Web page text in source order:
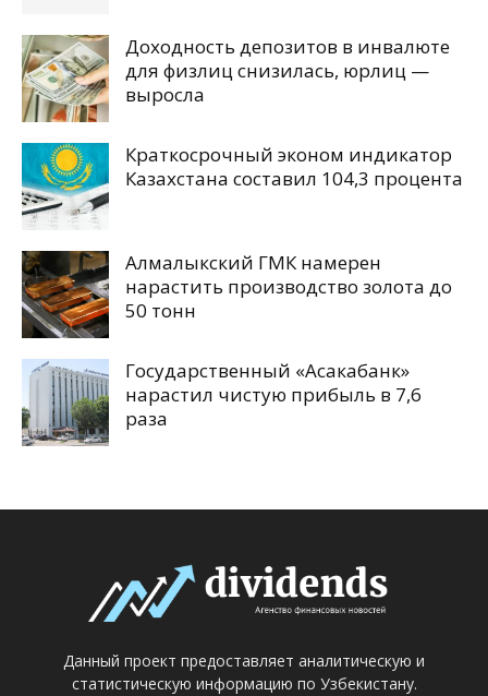
Доходность депозитов в инвалюте
для физлиц снизилась, юрлиц —
выросла
Краткосрочный эконом индикатор
Казахстана составил 104,3 процента
Алмалыкский ГМК намерен
нарастить производство золота до
50 тонн
Государственный «Асакабанк»
нарастил чистую прибыль в 7,6
раза
Данный проект предоставляет аналитическую и
статистическую информацию по Узбекистану.